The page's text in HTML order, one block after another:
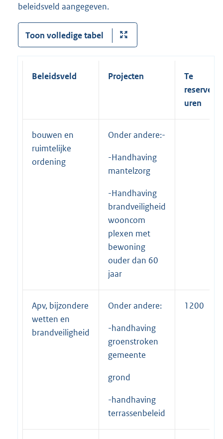
beleidsveld aangegeven.
Toon volledige tabel
Beleidsveld Projecten
Te
uren
bouwen en
ruimtelijke
ordening
Onder andere:-
-Handhaving
mantelzorg
-Handhaving
brandveiligheid
wooncom
plexen met
bewoning
ouder dan 60
jaar
Apv, bijzondere
wetten en
brandveiligheid
Onder andere:
-handhaving
groenstroken
gemeente
grond
-handhaving
terrassenbeleid
1200